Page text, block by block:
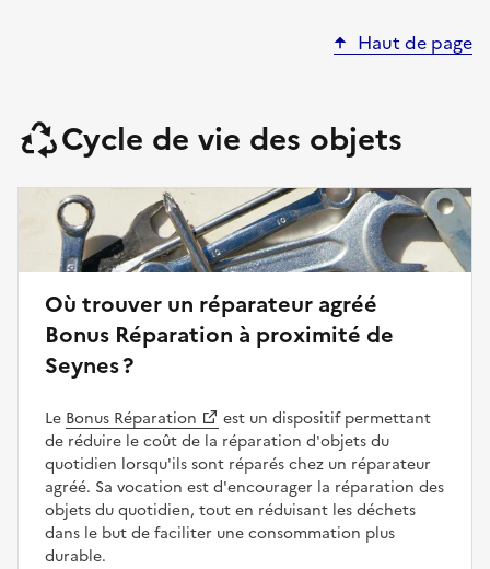
Haut de page
Cycle de vie des objets
Où trouver un réparateur agréé
Bonus Réparation à proximité de
Seynes ?
Le Bonus Réparation
est un dispositif permettant
de réduire le coût de la réparation d'objets du
quotidien lorsqu'ils sont réparés chez un réparateur
agréé. Sa vocation est d'encourager la réparation des
objets du quotidien, tout en réduisant les déchets
dans le but de faciliter une consommation plus
durable.